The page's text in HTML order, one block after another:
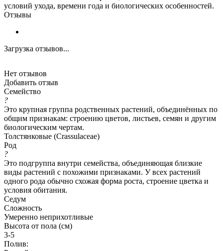
условий ухода, времени года и биологических особенностей.
Отзывы
Загрузка отзывов...
Нет отзывов
Добавить отзыв
Семейство
?
Это крупная группа родственных растений, объединённых по
общим признакам: строению цветов, листьев, семян и другим
биологическим чертам.
Толстянковые (Crassulaceae)
Род
?
Это подгруппа внутри семейства, объединяющая близкие
виды растений с похожими признаками. У всех растений
одного рода обычно схожая форма роста, строение цветка и
условия обитания.
Седум
Сложность
Умеренно неприхотливые
Высота от пола (см)
3-5
Полив: